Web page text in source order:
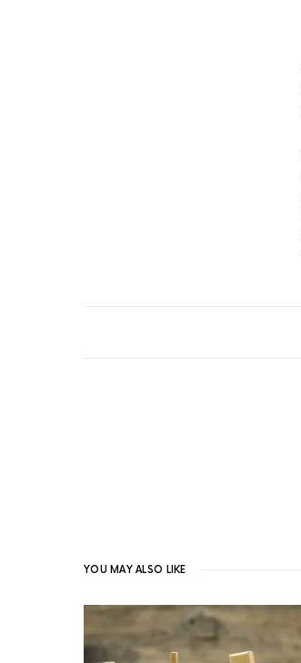
YOU MAY ALSO LIKE